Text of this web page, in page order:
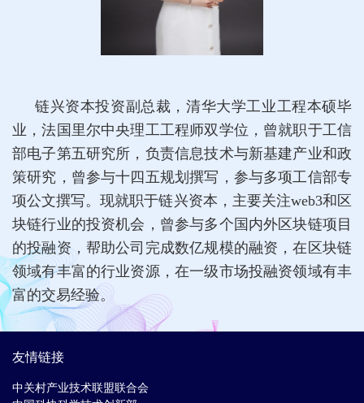
链兴资本投资副总裁，清华大学工业工程本硕毕
业，法国里尔中央理工工程师双学位，曾就职于工信
部电子第五研究所，负责信息技术与新基建产业和政
策研究，曾参与十四五规划撰写，参与多项工信部专
项公文撰写。现就职于链兴资本，主要关注web3和区
块链行业的投资机会，曾参与多个国内外区块链项目
的投融资，帮助公司完成数亿规模的融资，在区块链
领域有丰富的行业资源，在一级市场投融资领域有丰
富的交易经验。
友情链接
中关村产业技术联盟联合会